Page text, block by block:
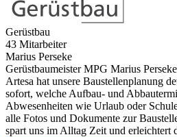
Gerüstbau
43 Mitarbeiter
Marius Perseke
Gerüstbaumeister MPG Marius
Artesa hat unsere Baustellenplanung
sofort, welche Aufbau- und
Abwesenheiten wie Urlaub oder
alle Fotos und Dokumente zur
spart uns im Alltag Zeit und erleichtert